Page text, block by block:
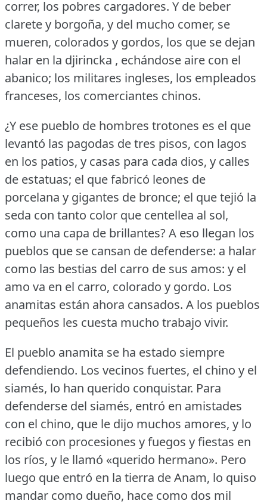
correr, los pobres cargadores. Y de beber
clarete y borgoña, y del mucho comer, se
mueren, colorados y gordos, los que se dejan
halar en la djirincka , echándose aire con el
abanico; los militares ingleses, los empleados
franceses, los comerciantes chinos.
¿Y ese pueblo de hombres trotones es el que
levantó las pagodas de tres pisos, con lagos
en los patios, y casas para cada dios, y calles
de estatuas; el que fabricó leones de
porcelana y gigantes de bronce; el que tejió la
seda con tanto color que centellea al sol,
como una capa de brillantes?A eso llegan los
pueblos que se cansan de defenderse: a halar
como las bestias del carro de sus amos: y el
amo va en el carro, colorado y gordo. Los
anamitas están ahora cansados. A los pueblos
pequeños les cuesta mucho trabajo vivir.
El pueblo anamita se ha estado siempre
defendiendo. Los vecinos fuertes, el chino y el
siamés, lo han querido conquistar. Para
defenderse del siamés, entró en amistades
con el chino, que le dijo muchos amores, y lo
recibió con procesiones y fuegos y fiestas en
los ríos, y le llamó «querido hermano». Pero
luego que entró en la tierra de Anam, lo quiso
mandar como dueño, hace como dos mil